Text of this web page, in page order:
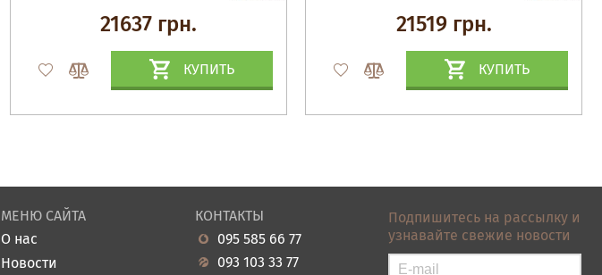
21637 грн.
КУПИТЬ
21519 грн.
КУПИТЬ
МЕНЮ САЙТА
О нас
Новости
КОНТАКТЫ
095 585 66 77
093 103 33 77
Подпишитесь на рассылку и
узнавайте свежие новости